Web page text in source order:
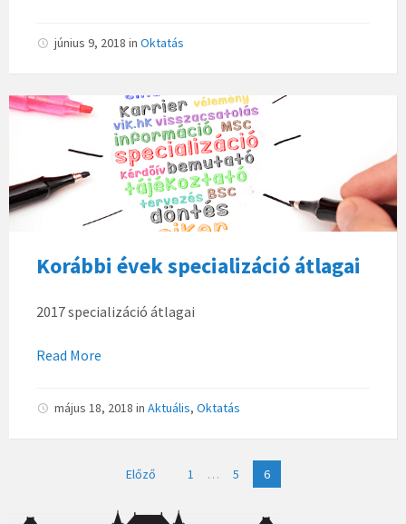
június 9, 2018 in Oktatás
Korábbi évek specializáció átlagai
2017 specializáció átlagai
Read More
május 18, 2018 in Aktuális, Oktatás
Előző 1 … 5 6